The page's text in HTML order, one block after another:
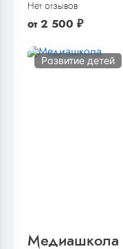
Нет отзывов
от 2 500 ₽
Развитие детей
Медиашкола